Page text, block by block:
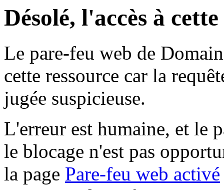
Désolé, l'accès à
Le pare-feu web de
cette ressource car la
jugée suspicieuse.
L'erreur est humaine, et le
le blocage n'est pas
la page Pare-feu web activé